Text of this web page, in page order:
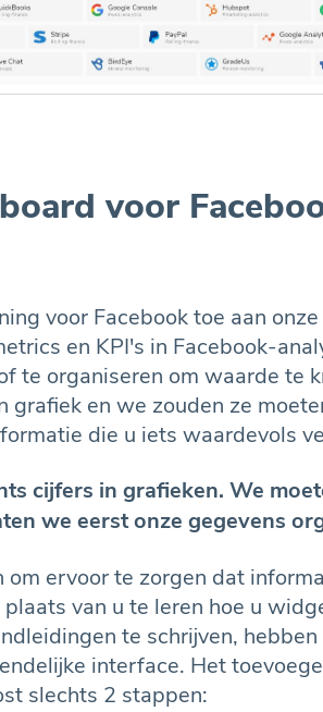
voor
voor Facebook toe aan onze
en KPI's in Facebook-
te organiseren om waarde te
grafiek en we zouden ze
die u iets waardevols
cijfers in grafieken. We
we eerst onze gegevens
ervoor te zorgen dat
van u te leren hoe u
te schrijven,
interface. Het
slechts 2 stappen: